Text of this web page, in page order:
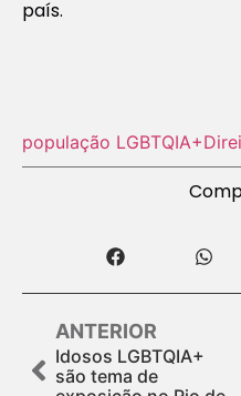
país.
população LGBTQIA+
ANTERIOR
Idosos LGBTQIA+
são tema de